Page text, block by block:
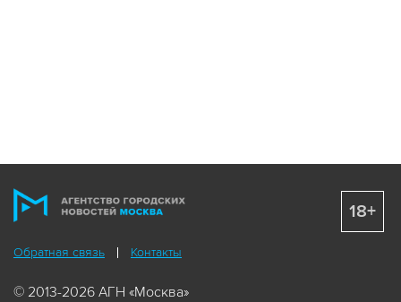
Обратная связь Контакты
© 2013-2026 АГН «Москва»
18+